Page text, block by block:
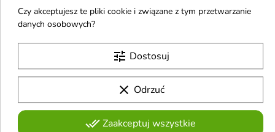
przebudzenie poranny
shot 50 ml
satynowym wykończeniu
twarzy z
nawilża, wygładza i wspiera
wyrównanie kolorytu skóry
matowej oraz z przebarwieniami.
Formuła z 5% niacynamidem,
wodą ananasową, glutationem,
adenozyną i witaminą E
przywraca cerze bardziej
promienny, wypoczęty wygląd
24,70 €
favorite_border favorite_border
Czy akceptujesz te pliki cookie i związane z tym przetwarzanie
danych osobowych?
tune Dostosuj
clear Odrzuć
done_allZaakceptuj wszystkie